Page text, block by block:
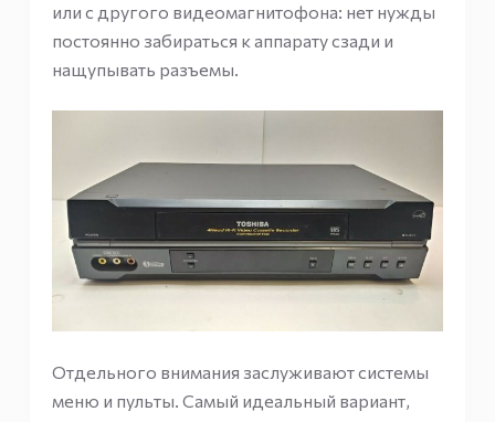
или с другого видеомагнитофона: нет нужды
постоянно забираться к аппарату сзади и
нащупывать разъемы.
Отдельного внимания заслуживают системы
меню и пульты. Самый идеальный вариант,